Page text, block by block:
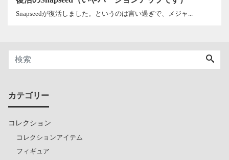
Snapseedが復活しました。というのは言い過ぎで、メジャ...
カテゴリー
コレクション
コレクションアイテム
フィギュア